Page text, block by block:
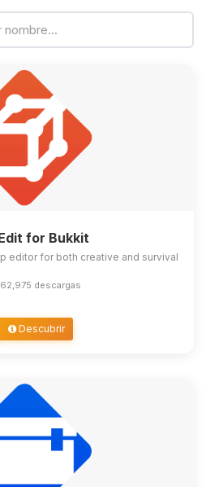
for Bukkit
editor for both creative and survival
descargas
Descubrir